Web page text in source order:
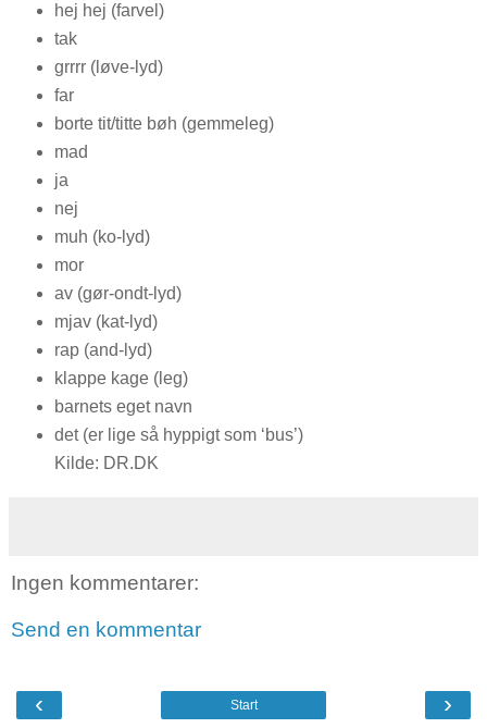
hej hej (farvel)
tak
grrrr (løve-lyd)
far
borte tit/titte bøh (gemmeleg)
mad
ja
nej
muh (ko-lyd)
mor
av (gør-ondt-lyd)
mjav (kat-lyd)
rap (and-lyd)
klappe kage (leg)
barnets eget navn
det (er lige så hyppigt som ‘bus’)
Kilde: DR.DK
Ingen kommentarer:
Send en kommentar
‹ ›
Start